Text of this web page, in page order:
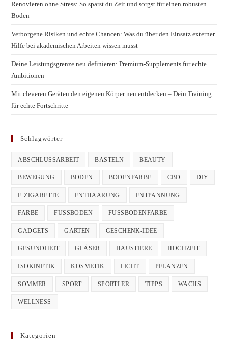
Renovieren ohne Stress: So sparst du Zeit und sorgst für einen robusten
Boden
Verborgene Risiken und echte Chancen: Was du über den Einsatz externer
Hilfe bei akademischen Arbeiten wissen musst
Deine Leistungsgrenze neu definieren: Premium-Supplements für echte
Ambitionen
Mit cleveren Geräten den eigenen Körper neu entdecken – Dein Training
für echte Fortschritte
Schlagwörter
ABSCHLUSSARBEIT BASTELN BEAUTY
BEWEGUNG BODEN BODENFARBE CBD DIY
E-ZIGARETTE ENTHAARUNG ENTPANNUNG
FARBE FUSSBODEN FUSSBODENFARBE
GADGETS GARTEN GESCHENK-IDEE
GESUNDHEIT GLÄSER HAUSTIERE HOCHZEIT
ISOKINETIK KOSMETIK LICHT PFLANZEN
SOMMER SPORT SPORTLER TIPPS WACHS
WELLNESS
Kategorien